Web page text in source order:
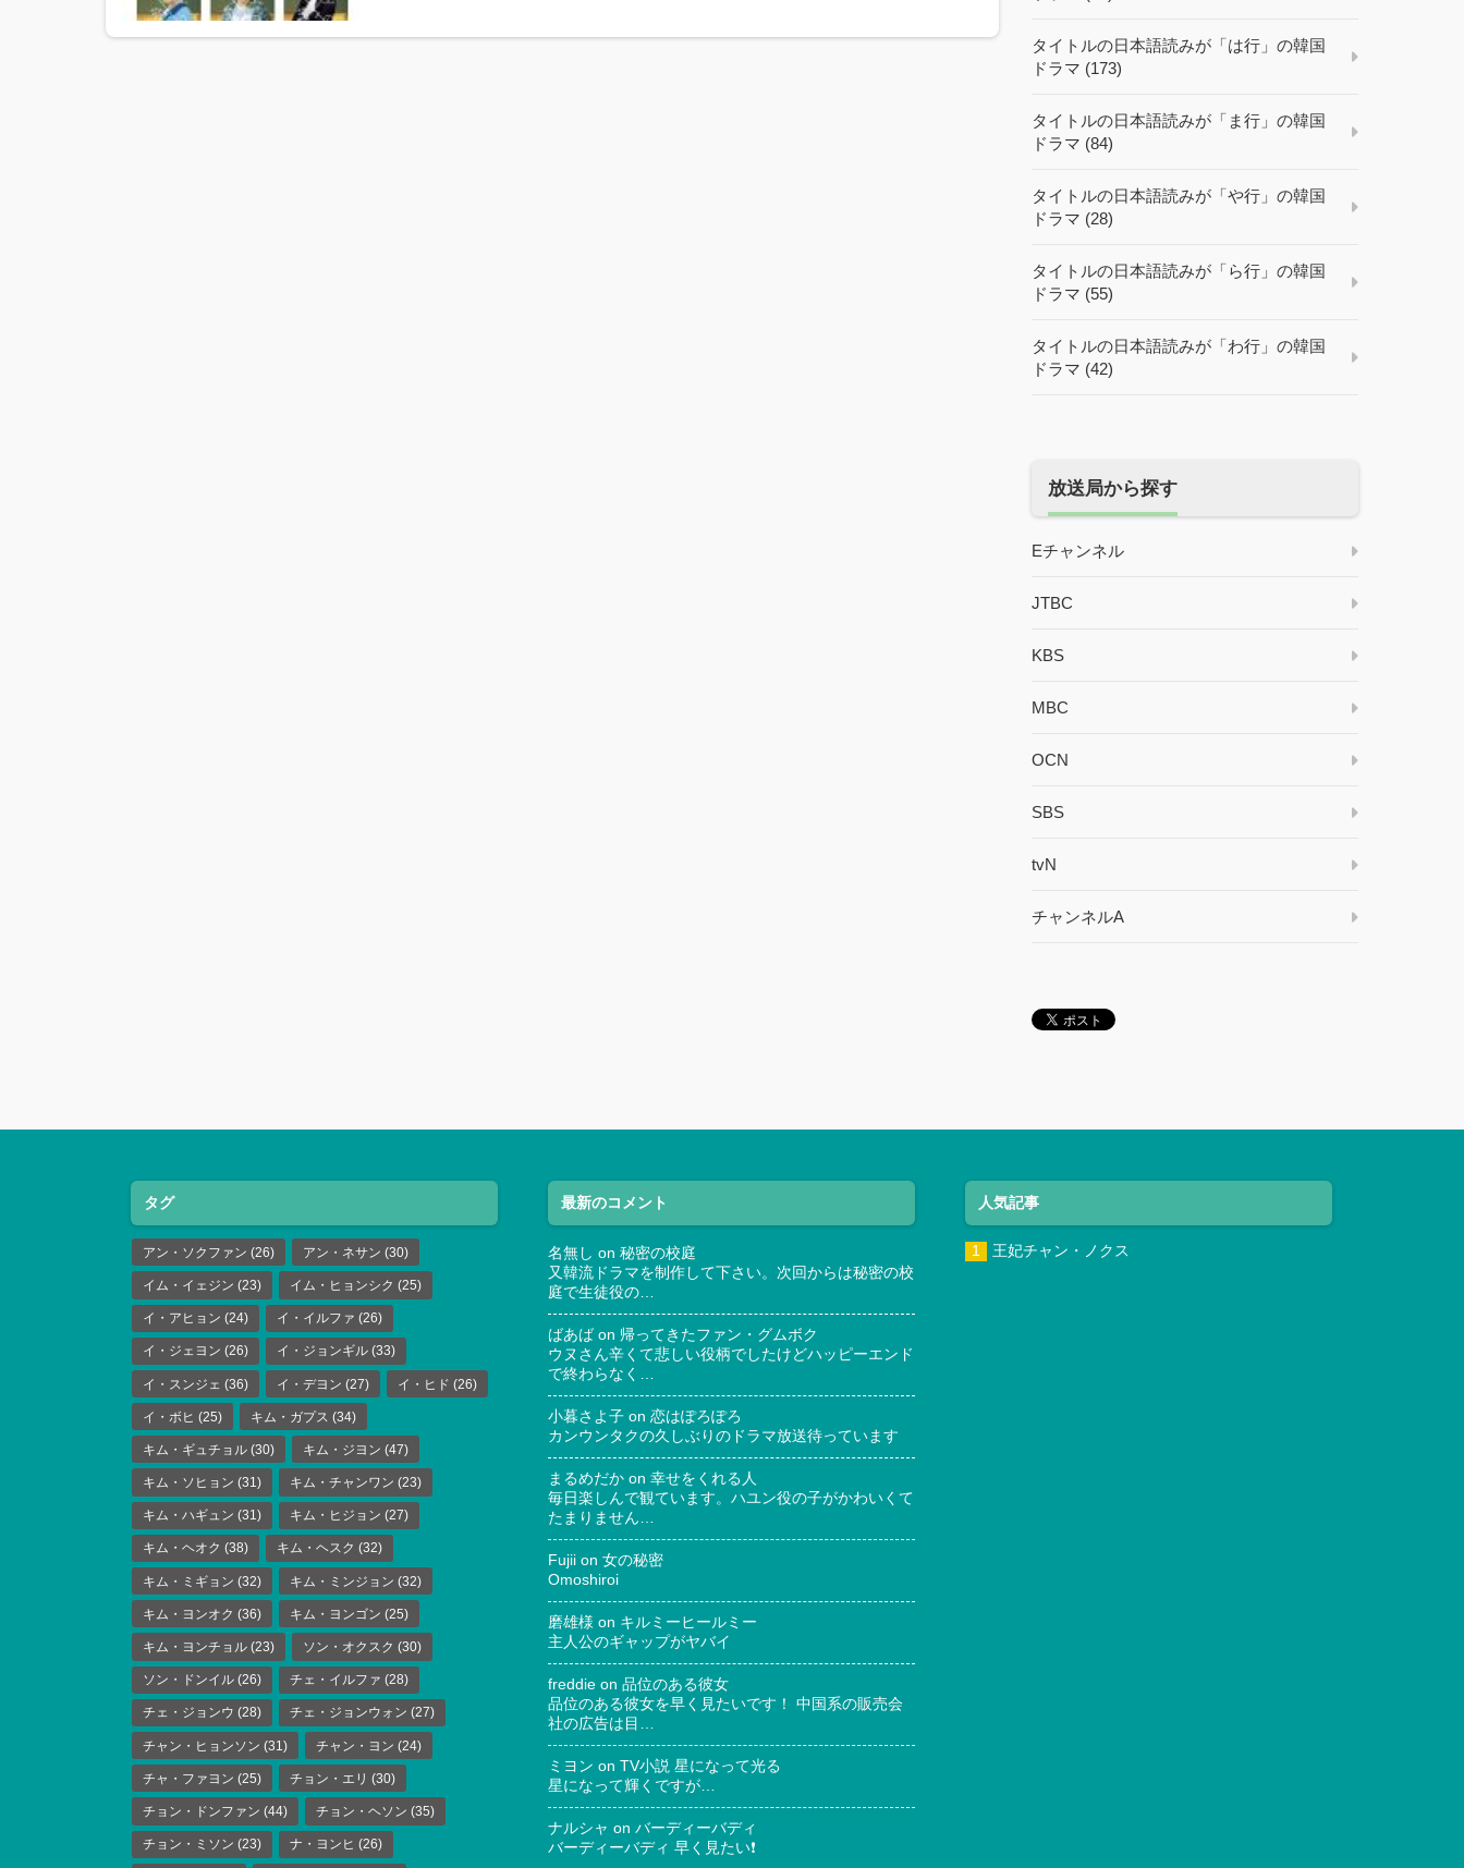
タイトルの日本語読みが「は行」の韓国
ドラマ (173)
タイトルの日本語読みが「ま行」の韓国
ドラマ (84)
タイトルの日本語読みが「や行」の韓国
ドラマ (28)
タイトルの日本語読みが「ら行」の韓国
ドラマ (55)
タイトルの日本語読みが「わ行」の韓国
ドラマ (42)
放送局から探す
Eチャンネル
JTBC
KBS
MBC
OCN
SBS
tvN
チャンネルA
タグ
アン・ソクファン (26) アン・ネサン (30)
イム・イェジン (23) イム・ヒョンシク (25)
イ・アヒョン (24) イ・イルファ (26)
イ・ジェヨン (26) イ・ジョンギル (33)
イ・スンジェ (36) イ・デヨン (27) イ・ヒド (26)
イ・ボヒ (25) キム・ガプス (34)
キム・ギュチョル (30) キム・ジヨン (47)
キム・ソヒョン (31) キム・チャンワン (23)
キム・ハギュン (31) キム・ヒジョン (27)
キム・ヘオク (38) キム・ヘスク (32)
キム・ミギョン (32) キム・ミンジョン (32)
キム・ヨンオク (36) キム・ヨンゴン (25)
キム・ヨンチョル (23) ソン・オクスク (30)
ソン・ドンイル (26) チェ・イルファ (28)
チェ・ジョンウ (28) チェ・ジョンウォン (27)
チャン・ヒョンソン (31) チャン・ヨン (24)
チャ・ファヨン (25) チョン・エリ (30)
チョン・ドンファン (44) チョン・ヘソン (35)
チョン・ミソン (23) ナ・ヨンヒ (26)
最新のコメント
名無し on 秘密の校庭
又韓流ドラマを制作して下さい。次回からは秘密の校
庭で生徒役の…
ばあば on 帰ってきたファン・グムボク
ウヌさん辛くて悲しい役柄でしたけどハッピーエンド
で終わらなく…
小暮さよ子 on 恋はぽろぽろ
カンウンタクの久しぶりのドラマ放送待っています
まるめだか on 幸せをくれる人
毎日楽しんで観ています。ハユン役の子がかわいくて
たまりません…
Fujii on 女の秘密
Omoshiroi
磨雄様 on キルミーヒールミー
主人公のギャップがヤバイ
freddie on 品位のある彼女
品位のある彼女を早く見たいです！ 中国系の販売会
社の広告は目…
ミヨン on TV小説 星になって光る
星になって輝くですが…
ナルシャ on バーディーバディ
バーディーバディ 早く見たい❗
人気記事
王妃チャン・ノクス